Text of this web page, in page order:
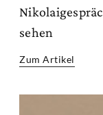
sehen
Zum Artikel